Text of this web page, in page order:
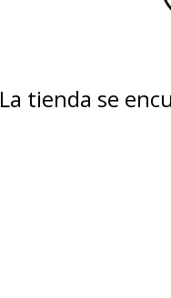
La tienda se